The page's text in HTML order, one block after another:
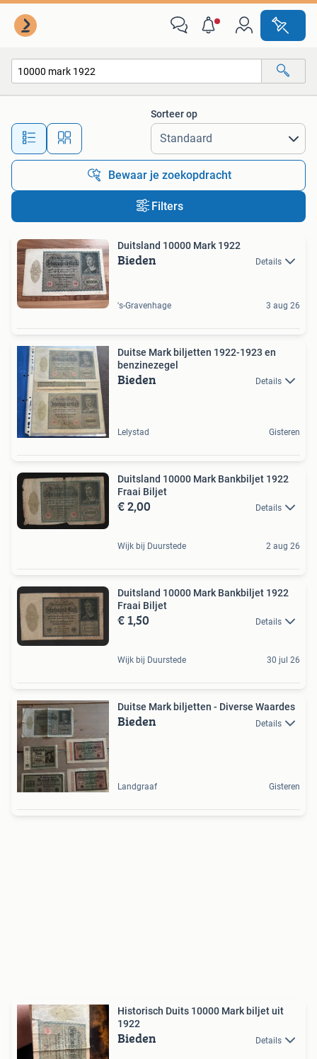
Alle afstanden…
Sorteer op
Bewaar je zoekopdracht
Filters
Duitsland 10000 Mark 1922
Bieden Details
's-Gravenhage 3 aug 26
Duitse Mark biljetten 1922-1923 en
benzinezegel
Bieden Details
Lelystad Gisteren
Duitsland 10000 Mark Bankbiljet 1922
Fraai Biljet
€ 2,00 Details
Wijk bij Duurstede 2 aug 26
Duitsland 10000 Mark Bankbiljet 1922
Fraai Biljet
€ 1,50 Details
Wijk bij Duurstede 30 jul 26
Duitse Mark biljetten - Diverse Waardes
Bieden Details
Landgraaf Gisteren
Historisch Duits 10000 Mark biljet uit
1922
Bieden Details